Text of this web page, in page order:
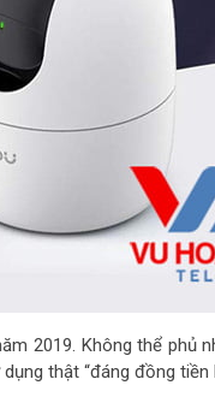
2019. Không thể phủ
thật “đáng đồng tiền